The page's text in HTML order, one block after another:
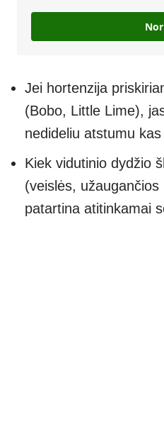
Jei hortenzija
(Bobo, Little Lime),
nedideliu atstumu
Kiek vidutinio dydžio
(veislės,
patartina atitinkamai